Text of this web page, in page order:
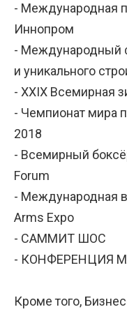
- Международная
Иннопром
- Международный
и уникального
- XXIX Всемирная
- Чемпионат мира
2018
- Всемирный
Forum
- Международная
Arms Expo
- САММИТ ШОС
- КОНФЕРЕНЦИЯ
Кроме того,